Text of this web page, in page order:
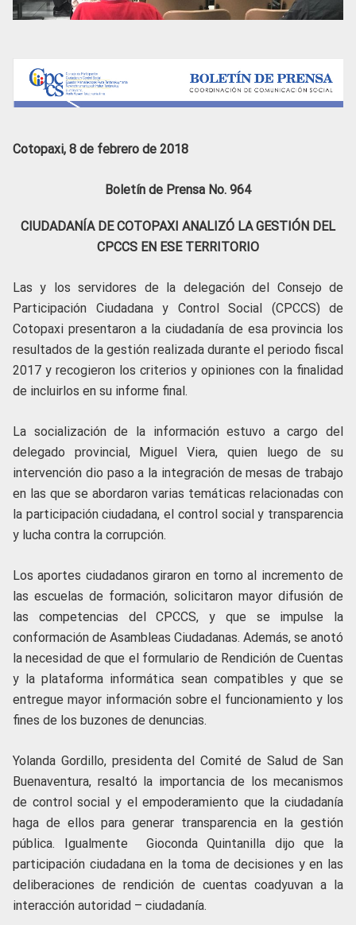
Cotopaxi, 8 de febrero de 2018
Boletín de Prensa No. 964
CIUDADANÍA DE COTOPAXI ANALIZÓ LA GESTIÓN DEL
CPCCS EN ESE TERRITORIO
Las y los servidores de la delegación del Consejo de
Participación Ciudadana y Control Social (CPCCS) de
Cotopaxi presentaron a la ciudadanía de esa provincia los
resultados de la gestión realizada durante el periodo fiscal
2017 y recogieron los criterios y opiniones con la finalidad
de incluirlos en su informe final.
La socialización de la información estuvo a cargo del
delegado provincial, Miguel Viera, quien luego de su
intervención dio paso a la integración de mesas de trabajo
en las que se abordaron varias temáticas relacionadas con
la participación ciudadana, el control social y transparencia
y lucha contra la corrupción.
Los aportes ciudadanos giraron en torno al incremento de
las escuelas de formación, solicitaron mayor difusión de
las competencias del CPCCS, y que se impulse la
conformación de Asambleas Ciudadanas. Además, se anotó
la necesidad de que el formulario de Rendición de Cuentas
y la plataforma informática sean compatibles y que se
entregue mayor información sobre el funcionamiento y los
fines de los buzones de denuncias.
Yolanda Gordillo, presidenta del Comité de Salud de San
Buenaventura, resaltó la importancia de los mecanismos
de control social y el empoderamiento que la ciudadanía
haga de ellos para generar transparencia en la gestión
pública. Igualmente Gioconda Quintanilla dijo que la
participación ciudadana en la toma de decisiones y en las
deliberaciones de rendición de cuentas coadyuvan a la
interacción autoridad – ciudadanía.